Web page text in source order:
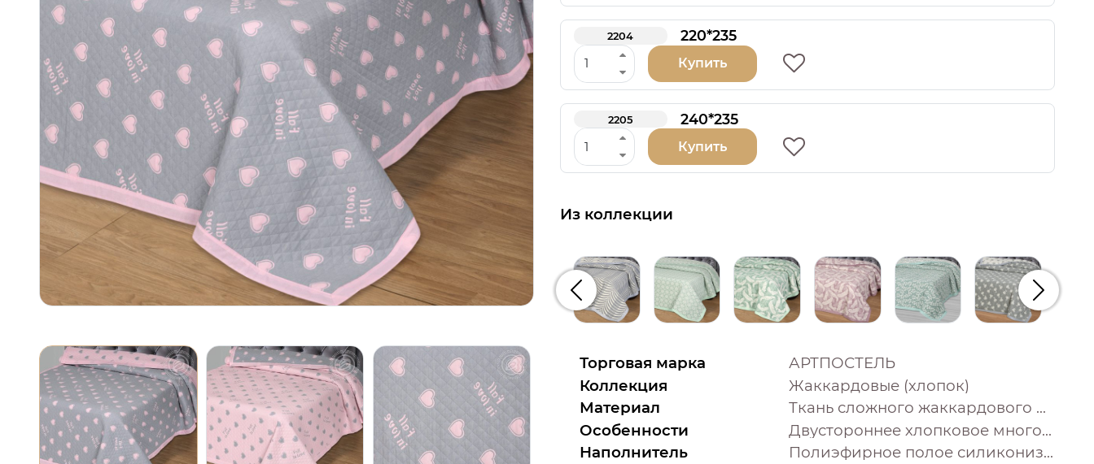
2204 220*235
Купить
2205 240*235
Купить
Из коллекции
Предыдущий
Торговая марка
АРТПОСТЕЛЬ
Коллекция
Жаккардовые (хлопок)
Материал
Ткань сложного жаккардового переплетения внутри п/э нитка
Особенности
Двустороннее хлопковое многослойное жаккардовое покрывало с тонким наполнителем и контурной декоративной строчкой и отделочным хлопковым кантом
Наполнитель
Полиэфирное полое силиконизированное извитое волокно